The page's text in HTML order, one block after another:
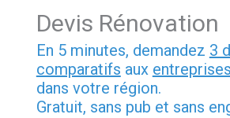
Devis Rénovation
En 5 minutes, demandez 3
comparatifs aux
dans votre région.
Gratuit, sans pub et sans